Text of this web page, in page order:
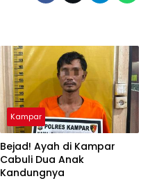
Kampar
Bejad! Ayah di Kampar
Cabuli Dua Anak
Kandungnya